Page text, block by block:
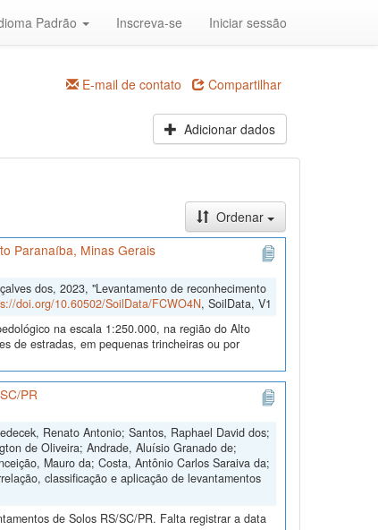
Padrão Inscreva-se Iniciar sessão
E-mail de contato Compartilhar
Adicionar dados
Ordenar
Paranaíba, Minas Gerais
dos, 2023, "Levantamento de reconhecimento
doi.org/10.60502/SoilData/FCWO4N, SoilData, V1
na escala 1:250.000, na região do Alto
de estradas, em pequenas trincheiras ou por
PR
Renato Antonio; Santos, Raphael David dos;
de Oliveira; Andrade, Aluísio Granado de;
Mauro da; Costa, Antônio Carlos Saraiva da;
classificação e aplicação de levantamentos
de Solos RS/SC/PR. Falta registrar a data